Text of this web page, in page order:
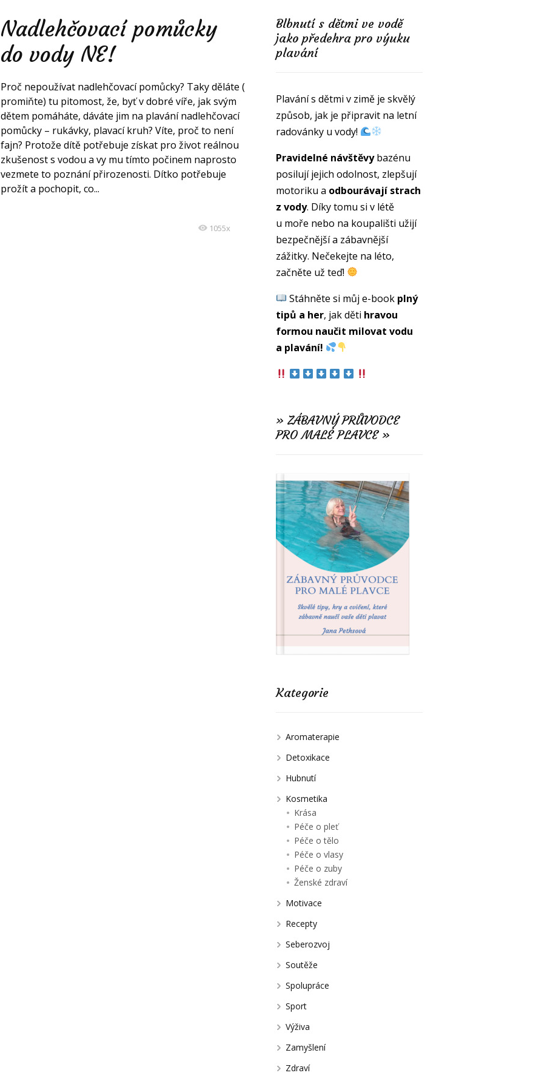
Nadlehčovací pomůcky
do vody NE!
Proč nepoužívat nadlehčovací pomůcky? Taky děláte (
promiňte) tu pitomost, že, byť v dobré víře, jak svým
dětem pomáháte, dáváte jim na plavání nadlehčovací
pomůcky – rukávky, plavací kruh? Víte, proč to není
fajn? Protože dítě potřebuje získat pro život reálnou
zkušenost s vodou a vy mu tímto počinem naprosto
vezmete to poznání přirozenosti. Dítko potřebuje
prožít a pochopit, co...
1055x
Blbnutí s dětmi ve vodě
jako předehra pro výuku
plavání
Plavání s dětmi v zimě je skvělý
způsob, jak je připravit na letní
radovánky u vody!
Pravidelné návštěvybazénu
posilují jejich odolnost, zlepšují
motoriku a odbourávají strach
z vody. Díky tomu si v létě
u moře nebo na koupališti užijí
bezpečnější a zábavnější
zážitky. Nečekejte na léto,
začněte už teď!
Stáhněte si můj e-book plný
tipů a her, jak děti hravou
formou naučit milovat vodu
a plavání!
» ZÁBAVNÝ PRŮVODCE
PRO MALÉ PLAVCE »
Kategorie
Aromaterapie
Detoxikace
Hubnutí
Kosmetika
Krása
Péče o pleť
Péče o tělo
Péče o vlasy
Péče o zuby
Ženské zdraví
Motivace
Recepty
Seberozvoj
Soutěže
Spolupráce
Sport
Výživa
Zamyšlení
Zdraví